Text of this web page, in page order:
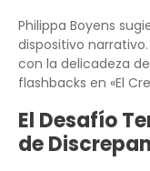
Philippa Boyens
dispositivo
con la delicadeza
flashbacks en «El
El Desafío
de